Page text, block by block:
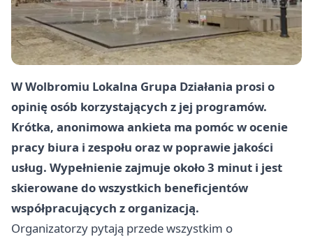
W Wolbromiu Lokalna Grupa Działania prosi o
opinię osób korzystających z jej programów.
Krótka, anonimowa ankieta ma pomóc w ocenie
pracy biura i zespołu oraz w poprawie jakości
usług. Wypełnienie zajmuje około3 minut i jest
skierowane do wszystkich beneficjentów
współpracujących z organizacją.
Organizatorzy pytają przede wszystkim o